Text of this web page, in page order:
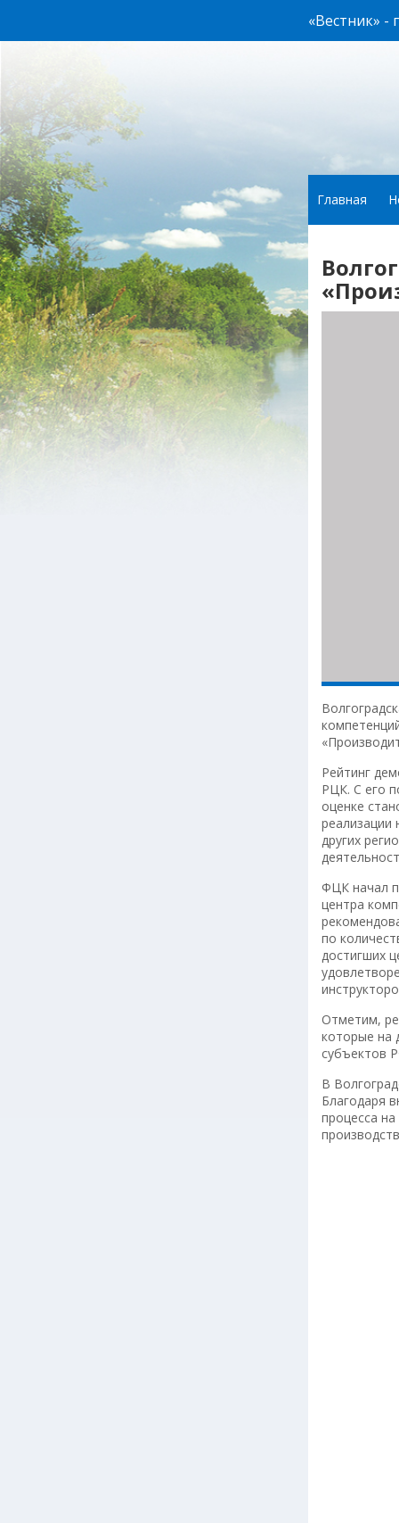
«Вестник» -
Главная
Рейтинг
РЦК. С его
оценке
реализации
других
ФЦК начал
центра
по
достигших
Отметим,
которые на
субъектов
В
Благодаря
процесса